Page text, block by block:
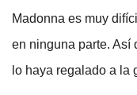
Madonna es muy
en ninguna parte. Así
lo haya regalado a la